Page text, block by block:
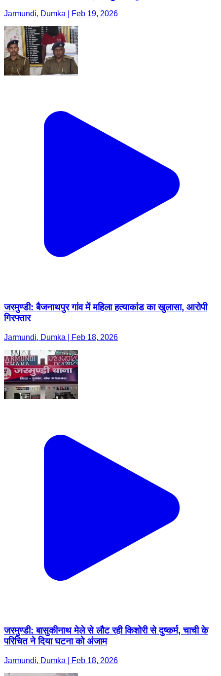
Jarmundi, Dumka | Feb 19, 2026
जरमुण्डी: बैजनाथपुर गांव में महिला हत्याकांड का खुलासा, आरोपी
गिरफ्तार
Jarmundi, Dumka | Feb 18, 2026
जरमुण्डी: बासुकीनाथ मेले से लौट रही किशोरी से दुष्कर्म, चाची के
परिचित ने दिया घटना को अंजाम
Jarmundi, Dumka | Feb 18, 2026